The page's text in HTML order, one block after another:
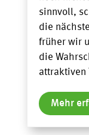
sinnvoll,
die
früher wir
die
attraktiven
Mehr